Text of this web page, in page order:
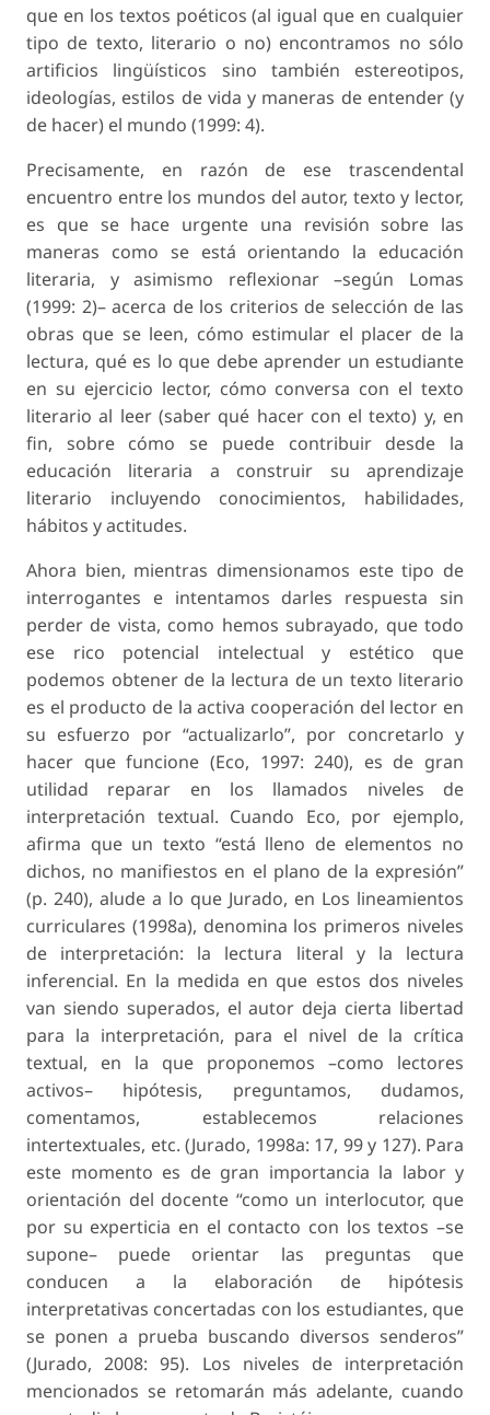
que en los textos poéticos (al igual que en cualquier
tipo de texto, literario o no) encontramos no sólo
artificios lingüísticos sino también estereotipos,
ideologías, estilos de vida y maneras de entender (y
de hacer) el mundo (1999: 4).
Precisamente, en razón de ese trascendental
encuentro entre los mundos del autor, texto y lector,
es que se hace urgente una revisión sobre las
maneras como se está orientando la educación
literaria, y asimismo reflexionar –según Lomas
(1999: 2)– acerca de los criterios de selección de las
obras que se leen, cómo estimular el placer de la
lectura, qué es lo que debe aprender un estudiante
en su ejercicio lector, cómo conversa con el texto
literario al leer (saber qué hacer con el texto) y, en
fin, sobre cómo se puede contribuir desde la
educación literaria a construir su aprendizaje
literario incluyendo conocimientos, habilidades,
hábitos y actitudes.
Ahora bien, mientras dimensionamos este tipo de
interrogantes e intentamos darles respuesta sin
perder de vista, como hemos subrayado, que todo
ese rico potencial intelectual y estético que
podemos obtener de la lectura de un texto literario
es el producto de la activa cooperación del lector en
su esfuerzo por “actualizarlo”, por concretarlo y
hacer que funcione (Eco, 1997: 240), es de gran
utilidad reparar en los llamados niveles de
interpretación textual. Cuando Eco, por ejemplo,
afirma que un texto “está lleno de elementos no
dichos, no manifiestos en el plano de la expresión”
(p. 240), alude a lo que Jurado, en Los lineamientos
curriculares (1998a), denomina los primeros niveles
de interpretación: la lectura literal y la lectura
inferencial. En la medida en que estos dos niveles
van siendo superados, el autor deja cierta libertad
para la interpretación, para el nivel de la crítica
textual, en la que proponemos –como lectores
activos– hipótesis, preguntamos, dudamos,
comentamos, establecemos relaciones
intertextuales, etc. (Jurado, 1998a: 17, 99 y 127). Para
este momento es de gran importancia la labor y
orientación del docente “como un interlocutor, que
por su experticia en el contacto con los textos –se
supone– puede orientar las preguntas que
conducen a la elaboración de hipótesis
interpretativas concertadas con los estudiantes, que
se ponen a prueba buscando diversos senderos”
(Jurado, 2008: 95). Los niveles de interpretación
mencionados se retomarán más adelante, cuando